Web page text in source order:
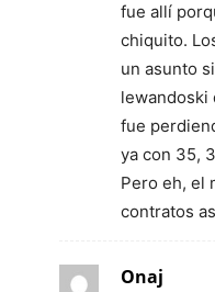
fue allí
chiquito.
un asunto
lewandoski
fue
ya con 35,
Pero eh, el
contratos
Onaj